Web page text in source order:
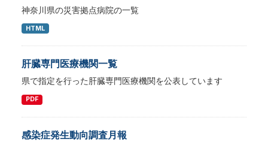
神奈川県の災害拠点病院の一覧
HTML
肝臓専門医療機関一覧
県で指定を行った肝臓専門医療機関を公表しています
PDF
感染症発生動向調査月報